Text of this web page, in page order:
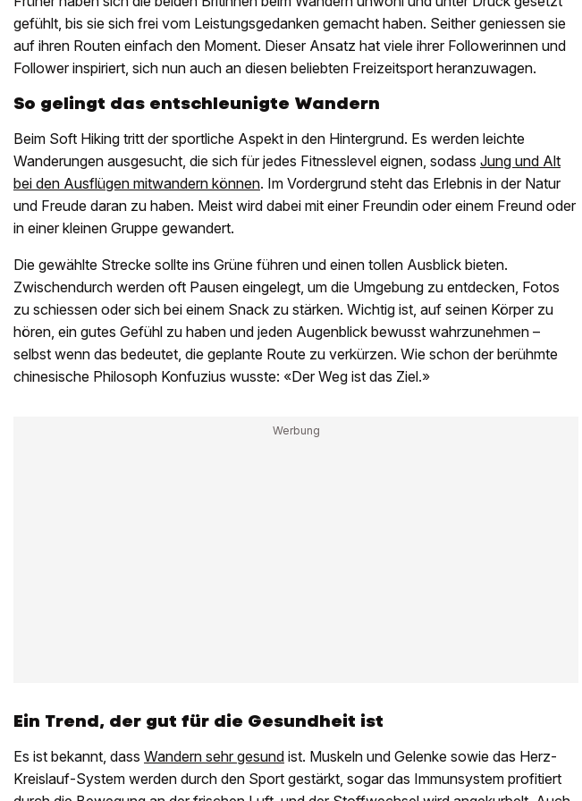
gefühlt, bis sie sich frei vom Leistungsgedanken gemacht haben. Seither geniessen sie
auf ihren Routen einfach den Moment. Dieser Ansatz hat viele ihrer Followerinnen und
Follower inspiriert, sich nun auch an diesen beliebten Freizeitsport heranzuwagen.
So gelingt das entschleunigte Wandern
Beim Soft Hiking tritt der sportliche Aspekt in den Hintergrund. Es werden leichte
Wanderungen ausgesucht, die sich für jedes Fitnesslevel eignen, sodass Jung und Alt
bei den Ausflügen mitwandern können. Im Vordergrund steht das Erlebnis in der Natur
und Freude daran zu haben. Meist wird dabei mit einer Freundin oder einem Freund oder
in einer kleinen Gruppe gewandert.
Die gewählte Strecke sollte ins Grüne führen und einen tollen Ausblick bieten.
Zwischendurch werden oft Pausen eingelegt, um die Umgebung zu entdecken, Fotos
zu schiessen oder sich bei einem Snack zu stärken. Wichtig ist, auf seinen Körper zu
hören, ein gutes Gefühl zu haben und jeden Augenblick bewusst wahrzunehmen –
selbst wenn das bedeutet, die geplante Route zu verkürzen. Wie schon der berühmte
chinesische Philosoph Konfuzius wusste: «Der Weg ist das Ziel.»
Ein Trend, der gut für die Gesundheit ist
Es ist bekannt, dass Wandern sehr gesund ist. Muskeln und Gelenke sowie das Herz-
Kreislauf-System werden durch den Sport gestärkt, sogar das Immunsystem profitiert